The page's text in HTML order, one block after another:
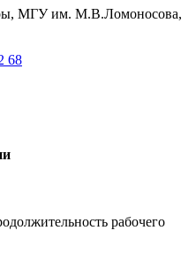
МГУ им. М.В.Ломоносова,
68
рабочего